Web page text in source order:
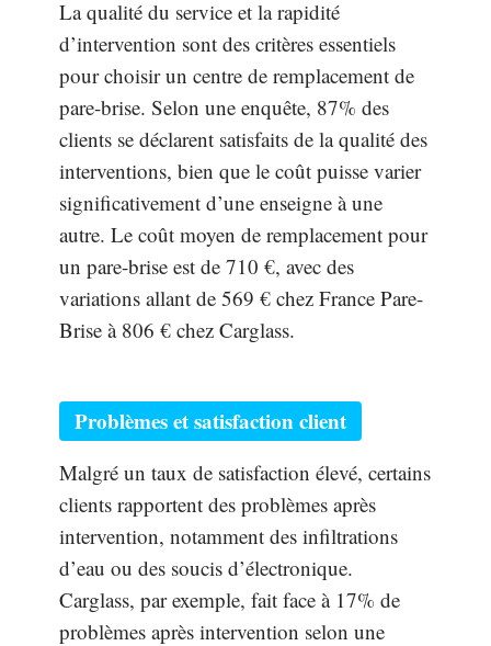
La qualité du service et la rapidité
d’intervention sont des critères essentiels
pour choisir un centre de remplacement de
pare-brise. Selon une enquête, 87% des
clients se déclarent satisfaits de la qualité des
interventions, bien que le coût puisse varier
significativement d’une enseigne à une
autre. Le coût moyen de remplacement pour
un pare-brise est de 710 €, avec des
variations allant de 569 € chez France Pare-
Brise à 806 € chez Carglass.
Problèmes et satisfaction client
Malgré un taux de satisfaction élevé, certains
clients rapportent des problèmes après
intervention, notamment des infiltrations
d’eau ou des soucis d’électronique.
Carglass, par exemple, fait face à 17% de
problèmes après intervention selon une